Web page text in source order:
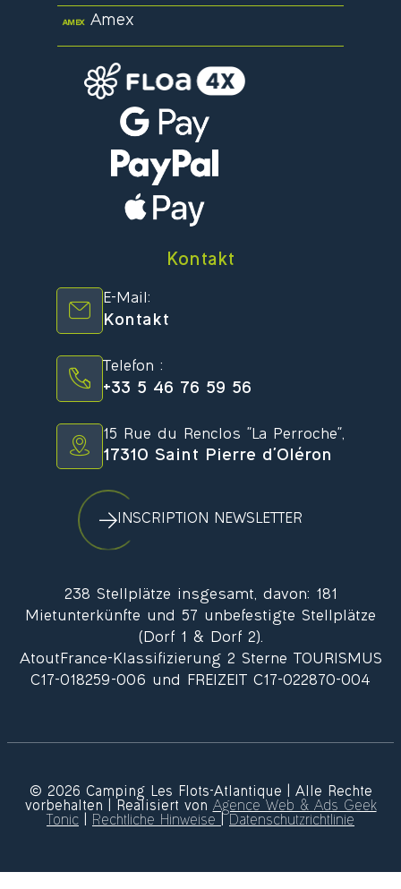
Amex
Kontakt
E-Mail:
Kontakt
Telefon :
+33 5 46 76 59 56
15 Rue du Renclos "La Perroche",
17310 Saint Pierre d'Oléron
INSCRIPTION NEWSLETTER
238 Stellplätze insgesamt, davon: 181
Mietunterkünfte und 57 unbefestigte Stellplätze
(Dorf 1 & Dorf 2).
AtoutFrance-Klassifizierung 2 Sterne TOURISMUS
C17-018259-006 und FREIZEIT C17-022870-004
© 2026 Camping Les Flots-Atlantique | Alle Rechte
vorbehalten | Realisiert von Agence Web & Ads Geek
Tonic
Rechtliche Hinweise Datenschutzrichtlinie